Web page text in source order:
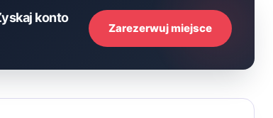
konto
Zarezerwuj miejsce